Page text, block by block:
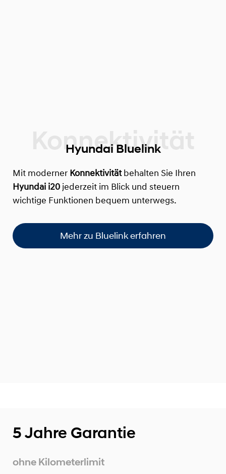
Hyundai Bluelink
Mit moderner Konnektivitätbehalten Sie Ihren
Hyundai i20 jederzeit im Blick und steuern
wichtige Funktionen bequem unterwegs.
Mehr zu Bluelink erfahren
5 Jahre Garantie
ohne Kilometerlimit